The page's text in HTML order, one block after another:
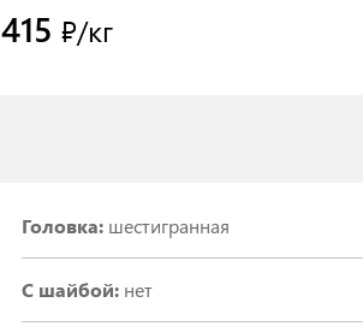
415 ₽/кг
Головка: шестигранная
С шайбой: нет